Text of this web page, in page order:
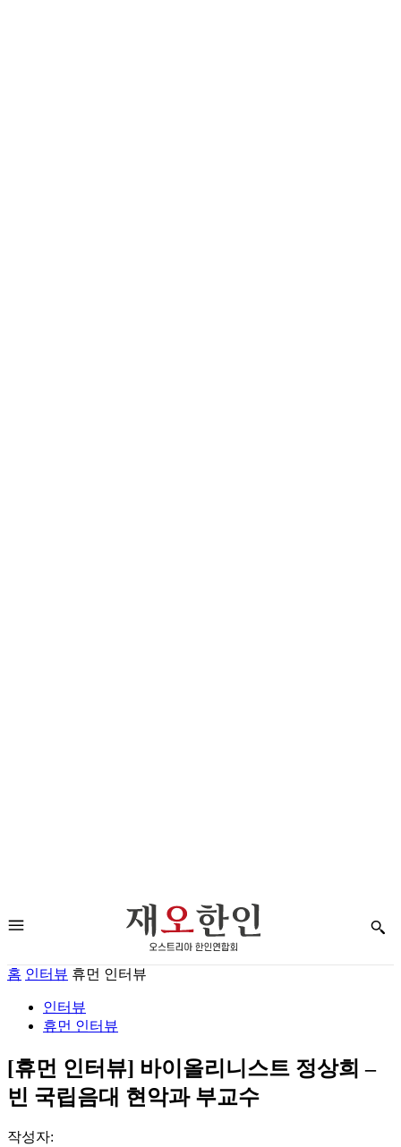
홈 인터뷰 휴먼 인터뷰
인터뷰
휴먼 인터뷰
[휴먼 인터뷰] 바이올리니스트 정상희 –
빈 국립음대 현악과 부교수
작성자: